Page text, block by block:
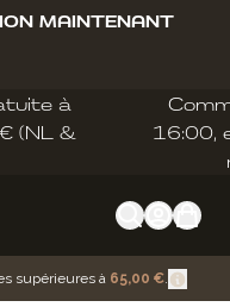
MAINTENANT
à
(NL &
16:00,
supérieures à 65,00 €.